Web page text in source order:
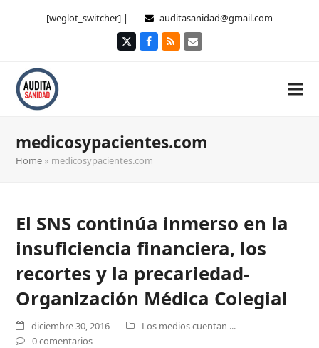
[weglot_switcher] | auditasanidad@gmail.com
TwitterFacebook
RSS Correo
medicosypacientes.com
Home » medicosypacientes.com
El SNS continúa inmerso en la
insuficiencia financiera, los
recortes y la precariedad-
Organización Médica Colegial
diciembre 30, 2016
Los medios cuentan ...
0 comentarios